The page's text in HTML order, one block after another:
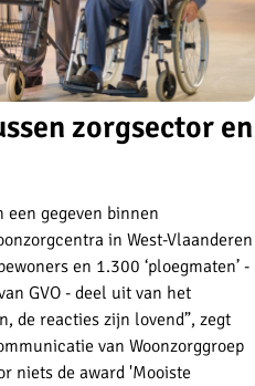
zorgsector en
een gegeven binnen
in West-Vlaanderen
en 1.300 ‘ploegmaten’ -
GVO - deel uit van het
de reacties zijn lovend”, zegt
van Woonzorggroep
niets de award 'Mooiste